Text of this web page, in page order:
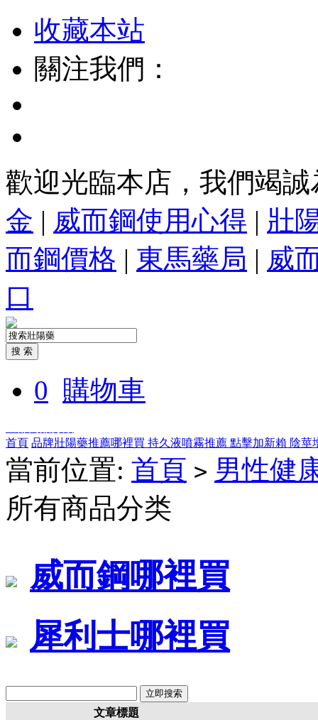
收藏本站
關注我們：
歡迎光臨本店，我們竭
金 | 威而鋼使用心得 | 壯
而鋼價格 | 東馬藥局 | 威
口
0 購物車
首頁 品牌壯陽藥推薦哪裡買 持久液噴霧推薦 點擊加新賴 陰莖
當前位置: 首頁 > 男性健
所有商品分类
威而鋼哪裡買
犀利士哪裡買
文章標題